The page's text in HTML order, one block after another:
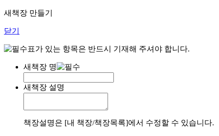
새책장 만들기
닫기
표가 있는 항목은 반드시 기재해 주셔야 합니다.
새책장 명
새책장 설명
책장설명은 [내 책장/책장목록]에서 수정할 수 있습니다.